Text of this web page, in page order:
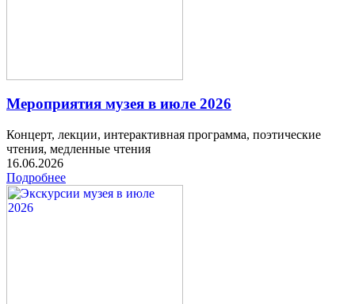
Мероприятия музея в июле 2026
Концерт, лекции, интерактивная программа, поэтические
чтения, медленные чтения
16.06.2026
Подробнее